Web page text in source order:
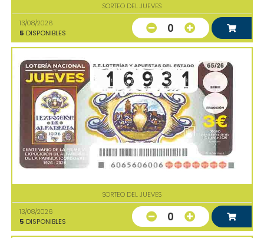
SORTEO DEL JUEVES
13/08/2026
5 DISPONIBLES 0
SORTEO DEL JUEVES
13/08/2026
5 DISPONIBLES 0